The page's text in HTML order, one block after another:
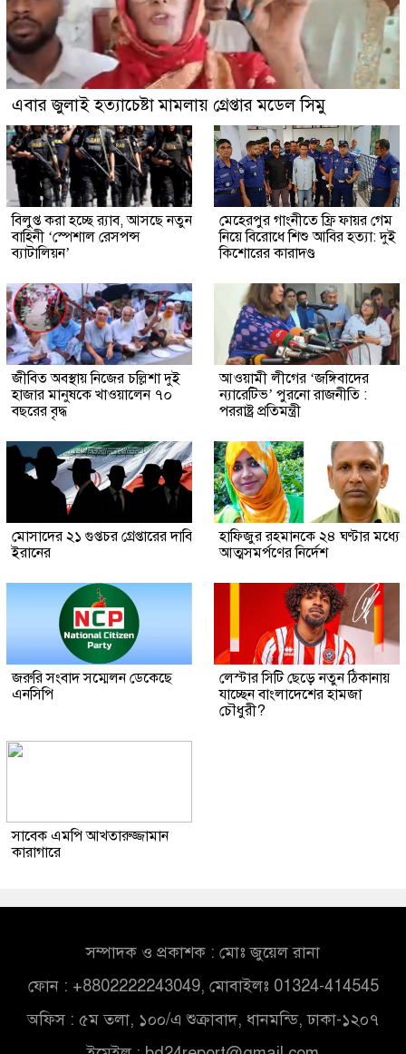
এবার জুলাই হত্যাচেষ্টা মামলায় গ্রেপ্তার মডেল সিমু
বিলুপ্ত করা হচ্ছে র‍্যাব, আসছে নতুন
বাহিনী ‘স্পেশাল রেসপন্স
ব্যাটালিয়ন’
মেহেরপুর গাংনীতে ফ্রি ফায়র গেম
নিয়ে বিরোধে শিশু আবির হত্যা: দুই
কিশোরের কারাদণ্ড
জীবিত অবস্থায় নিজের চল্লিশা দুই
হাজার মানুষকে খাওয়ালেন ৭০
বছরের বৃদ্ধ
আওয়ামী লীগের ‘জঙ্গিবাদের
ন্যারেটিভ’ পুরনো রাজনীতি :
পররাষ্ট্র প্রতিমন্ত্রী
মোসাদের ২১ গুপ্তচর গ্রেপ্তারের দাবি
ইরানের
হাফিজুর রহমানকে ২৪ ঘণ্টার মধ্যে
আত্মসমর্পণের নির্দেশ
জরুরি সংবাদ সম্মেলন ডেকেছে
এনসিপি
লেস্টার সিটি ছেড়ে নতুন ঠিকানায়
যাচ্ছেন বাংলাদেশের হামজা
চৌধুরী?
সাবেক এমপি আখতারুজ্জামান
কারাগারে
সম্পাদক ও প্রকাশক : মোঃ জুয়েল রানা
ফোন : +8802222243049, মোবাইলঃ 01324-414545
অফিস : ৫ম তলা, ১০০/এ শুক্রাবাদ, ধানমন্ডি, ঢাকা-১২০৭